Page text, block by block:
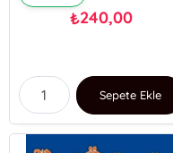
₺240,00
Sepete Ekle